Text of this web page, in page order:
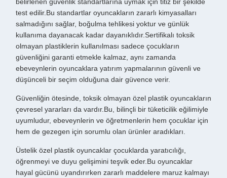
test edilir.Bu standartlar oyuncakların zararlı kimyasalları
salmadığını sağlar, boğulma tehlikesi yoktur ve günlük
kullanıma dayanacak kadar dayanıklıdır.Sertifikalı toksik
olmayan plastiklerin kullanılması sadece çocukların
güvenliğini garanti etmekle kalmaz, aynı zamanda
ebeveynlerin oyuncaklara yatırım yapmalarının güvenli ve
düşünceli bir seçim olduğuna dair güvence verir.
Güvenliğin ötesinde, toksik olmayan özel plastik oyuncakların
çevresel yararları da vardır.Bu, bilinçli bir tüketicilik eğilimiyle
uyumludur, ebeveynlerin ve öğretmenlerin hem çocuklar için
hem de gezegen için sorumlu olan ürünler aradıkları.
Üstelik özel plastik oyuncaklar çocuklarda yaratıcılığı,
öğrenmeyi ve duyu gelişimini teşvik eder.Bu oyuncaklar
hayal gücünü uyandırırken zararlı maddelere maruz kalmayı